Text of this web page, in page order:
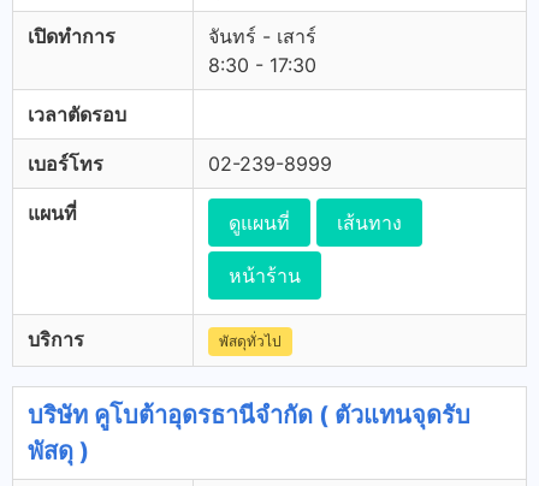
เปิดทำการ
จันทร์ - เสาร์
8:30 - 17:30
เวลาตัดรอบ
เบอร์โทร 02-239-8999
แผนที่ ดูแผนที่ เส้นทาง
หน้าร้าน
บริการ พัสดุทั่วไป
บริษัท คูโบต้าอุดรธานีจำกัด ( ตัวแทนจุดรับ
พัสดุ )